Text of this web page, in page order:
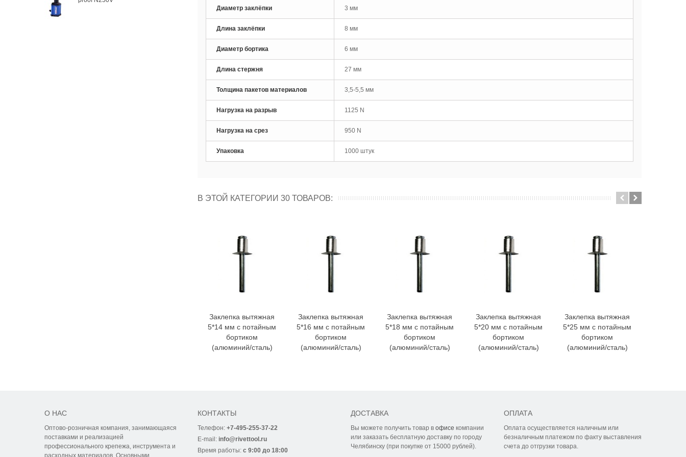
Диаметр заклёпки 3 мм
Длина заклёпки 8 мм
Диаметр бортика 6 мм
Длина стержня 27 мм
Толщина пакетов материалов 3,5-5,5 мм
Нагрузка на разрыв 1125 N
Нагрузка на срез 950 N
Упаковка 1000 штук
В ЭТОЙ КАТЕГОРИИ 30 ТОВАРОВ:
Заклепка вытяжная
5*14 мм с потайным
бортиком
(алюминий/сталь)
Заклепка вытяжная
5*16 мм с потайным
бортиком
(алюминий/сталь)
Заклепка вытяжная
5*18 мм с потайным
бортиком
(алюминий/сталь)
Заклепка вытяжная
5*20 мм с потайным
бортиком
(алюминий/сталь)
Заклепка вытяжная
5*25 мм с потайным
бортиком
(алюминий/сталь)
О НАС
Оптово-розничная компания, занимающаяся
поставками и реализацией
профессионального крепежа, инструмента и
КОНТАКТЫ
Телефон: +7-495-255-37-22
E-mail: info@rivettool.ru
Время работы: с 9:00 до 18:00
ДОСТАВКА
Вы можете получить товар в офисе компании
или заказать бесплатную доставку по городу
Челябинску (при покупке от 15000 рублей).
ОПЛАТА
Оплата осуществляется наличным или
безналичным платежом по факту выставления
счета до отгрузки товара.